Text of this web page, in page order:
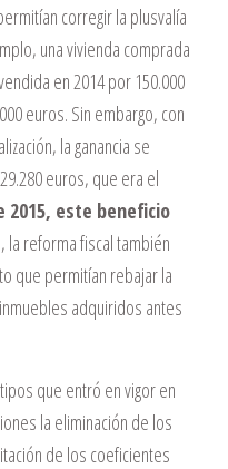
corregir la plusvalía
una vivienda comprada
en 2014 por 150.000
euros. Sin embargo, con
la ganancia se
euros, que era el
2015, este beneficio
la reforma fiscal también
que permitían rebajar la
adquiridos antes
que entró en vigor en
la eliminación de los
de los coeficientes